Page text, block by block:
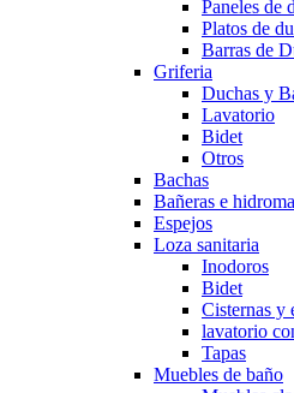
Paneles de
Platos de
Barras de
Griferia
Duchas y
Lavatorio
Bidet
Otros
Bachas
Bañeras e
Espejos
Loza sanitaria
Inodoros
Bidet
Cisternas y
lavatorio
Tapas
Muebles de baño